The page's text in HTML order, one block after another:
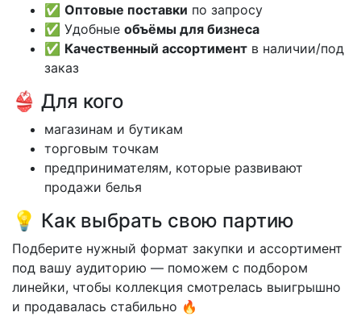
✅ Оптовые поставки по запросу
✅ Удобные объёмы для бизнеса
✅ Качественный ассортимент в наличии/под
заказ
👙 Для кого
магазинам и бутикам
торговым точкам
предпринимателям, которые развивают
продажи белья
💡 Как выбрать свою партию
Подберите нужный формат закупки и ассортимент
под вашу аудиторию — поможем с подбором
линейки, чтобы коллекция смотрелась выигрышно
и продавалась стабильно 🔥